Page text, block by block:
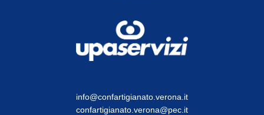
info@confartigianato.verona.it
confartigianato.verona@pec.it